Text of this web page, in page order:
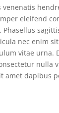
eleifend
nec enim
vitae urna.
nulla
amet dapibus